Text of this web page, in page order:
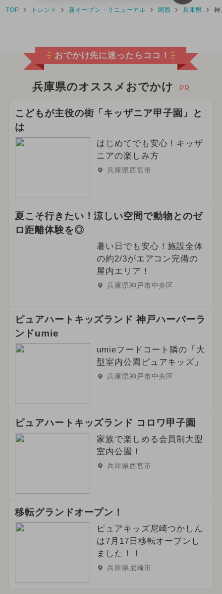
TOP トレンド 新オープン・リニューアル 関西 兵庫県 神
おでかけ先に迷ったらココ！
兵庫県のオススメおでかけ PR
こどもが主役の街「キッザニア甲子園」と
は
はじめてでも安心！キッザ
ニアの楽しみ方
兵庫県西宮市
夏こそ行きたい！涼しい空間で動物とのゼ
ロ距離体験を◎
暑い日でも安心！施設全体
の約2/3がエアコン完備の
屋内エリア！
兵庫県神戸市中央区
ピュアハートキッズランド 神戸ハーバーラ
ンドumie
umieフードコート隣の「大
型室内公園ピュアキッズ」
兵庫県神戸市中央区
ピュアハートキッズランド コロワ甲子園
家族で楽しめる会員制大型
室内公園！
兵庫県西宮市
移転グランドオープン！
ピュアキッズ尼崎つかしん
は7月17日移転オープンし
ました！！
兵庫県尼崎市